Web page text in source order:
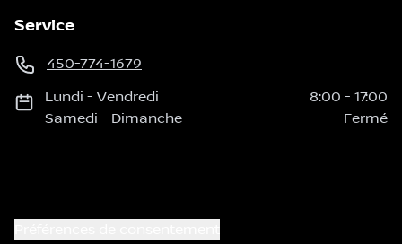
Service
450-774-1679
Lundi -Vendredi 8:00 - 17:00
Samedi - Dimanche Fermé